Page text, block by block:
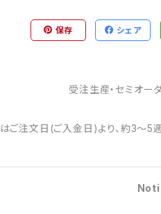
保存 シェア
受注生産・セミオー
ご注文日(ご入金日)より、約3～5